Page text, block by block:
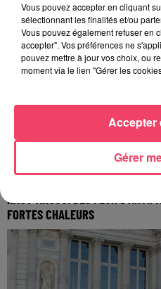
HAUT-ANJOU. DES FEUX
FORTES CHALEURS
Vous pouvez accepter en cliquant
sélectionnant les finalités et/ou
Vous pouvez également refuser en
accepter". Vos préférences ne
pouvez mettre à jour vos choix, ou
moment via le lien "Gérer les
Gérer
Accepter